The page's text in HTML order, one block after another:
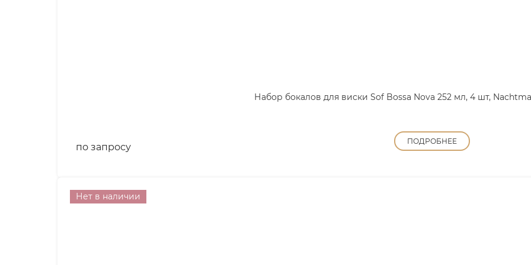
Набор бокалов для виски Sof Bossa Nova 252 мл, 4 шт,
по запросу
ПОДРОБНЕЕ
Нет в наличии